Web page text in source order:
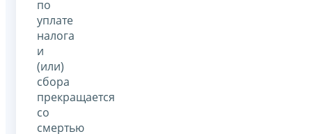
по
уплате
налога
и
(или)
сбора
прекращается
со
смертью